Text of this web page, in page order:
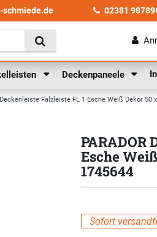
02381
Deckenpaneele
Deckenleiste Falzleiste FL 1 Esche Weiß Dekor 50
PARADOR
Esche
1745644
Sofort